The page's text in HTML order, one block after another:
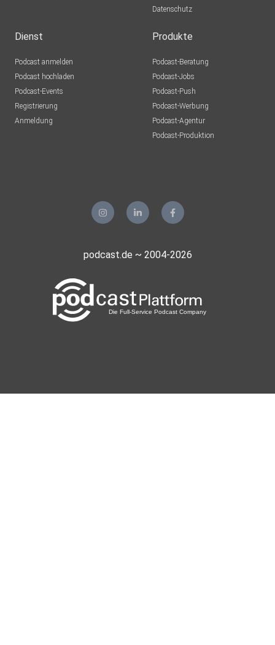
Datenschutz
Dienst
Podcast anmelden
Podcast hochladen
Podcast-Events
Registrierung
Anmeldung
Produkte
Podcast-Beratung
Podcast-Jobs
Podcast-Push
Podcast-Werbung
Podcast-Agentur
Podcast-Produktion
podcast.de ~ 2004-2026